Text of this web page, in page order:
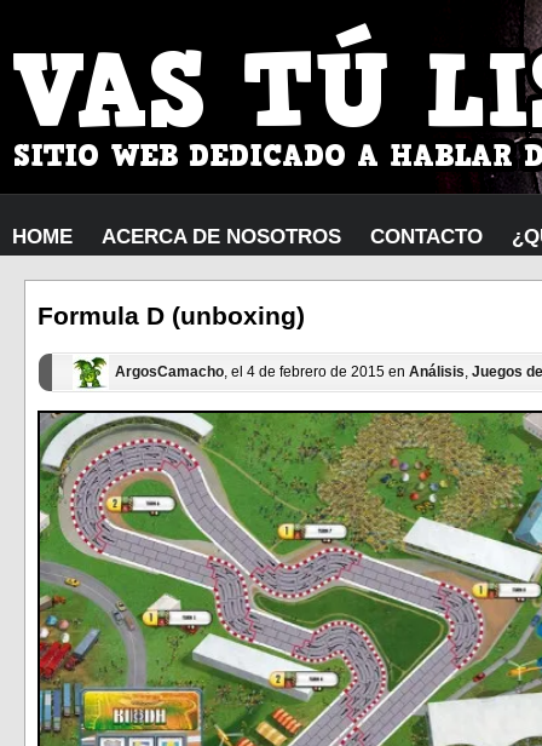
HOME ACERCA DE NOSOTROS CONTACTO
Formula D (unboxing)
ArgosCamacho, el 4 de febrero de 2015 en Análisis, Juegos